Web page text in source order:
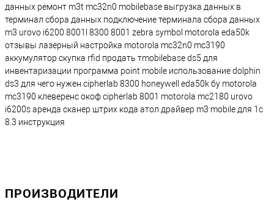
данных ремонт m3t mc32n0 mobilebase выгрузка данных в
терминал сбора данных подключение терминала сбора данных
m3 urovo i6200 8001l 8300 8001 zebra symbol motorola eda50k
отзывы лазерный настройка motorola mc32n0 mc3190
аккумулятор скупка rfid продать тmobilebase ds5 для
инвентаризации программа point mobile использование dolphin
ds3 для чего нужен cipherlab 8300 honeywell eda50k бу motorola
mc3190 клеверенс окоф cipherlab 8001 motorola mc2180 urovo
i6200s аренда сканер штрих кода атол драйвер m3 mobile для 1с
8.3 инструкция
ПРОИЗВОДИТЕЛИ